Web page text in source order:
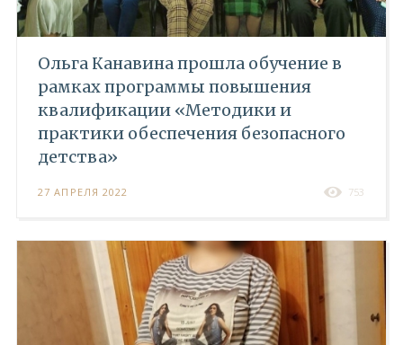
Ольга Канавина прошла обучение в
рамках программы повышения
квалификации «Методики и
практики обеспечения безопасного
детства»
27 АПРЕЛЯ 2022 753